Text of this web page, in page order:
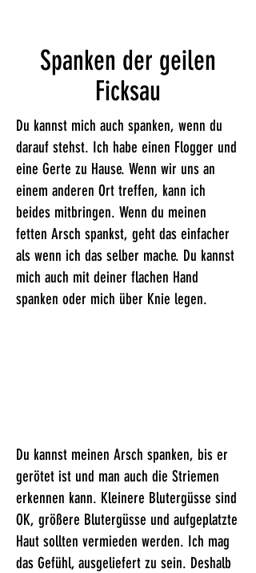
Spanken der geilen
Ficksau
Du kannst mich auch spanken, wenn du
darauf stehst. Ich habe einen Flogger und
eine Gerte zu Hause. Wenn wir uns an
einem anderen Ort treffen, kann ich
beides mitbringen. Wenn du meinen
fetten Arsch spankst, geht das einfacher
als wenn ich das selber mache. Du kannst
mich auch mit deiner flachen Hand
spanken oder mich über Knie legen.
Du kannst meinen Arsch spanken, bis er
gerötet ist und man auch die Striemen
erkennen kann. Kleinere Blutergüsse sind
OK, größere Blutergüsse und aufgeplatzte
Haut sollten vermieden werden. Ich mag
das Gefühl, ausgeliefert zu sein. Deshalb